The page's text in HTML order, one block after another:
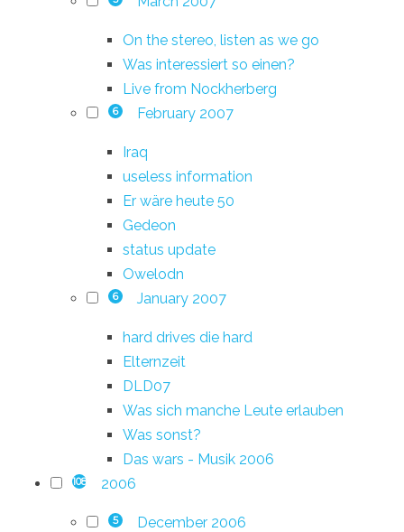
On the stereo, listen as we go
Was interessiert so einen?
Live from Nockherberg
6 February 2007
Iraq
useless information
Er wäre heute 50
Gedeon
status update
Owelodn
6 January 2007
hard drives die hard
Elternzeit
DLD07
Was sich manche Leute erlauben
Was sonst?
Das wars - Musik 2006
108 2006
5 December 2006